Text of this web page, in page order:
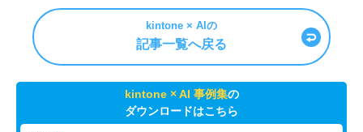
kintone × AIの
記事一覧へ戻る
kintone × AI 事例集の
ダウンロードはこちら